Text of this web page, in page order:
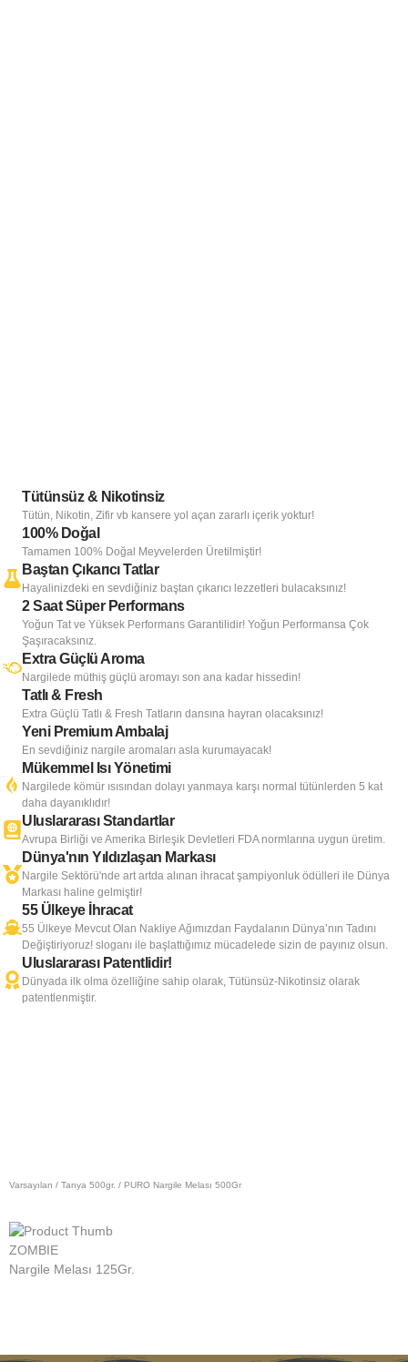
Tütünsüz & Nikotinsiz
Tütün, Nikotin, Zifir vb kansere yol açan zararlı içerik yoktur!
100% Doğal
Tamamen 100% Doğal Meyvelerden Üretilmiştir!
Baştan Çıkarıcı Tatlar
Hayalinizdeki en sevdiğiniz baştan çıkarıcı lezzetleri bulacaksınız!
2 Saat Süper Performans
Yoğun Tat ve Yüksek Performans Garantilidir! Yoğun Performansa Çok
Şaşıracaksınız.
Extra Güçlü Aroma
Nargilede müthiş güçlü aromayı son ana kadar hissedin!
Tatlı & Fresh
Extra Güçlü Tatlı & Fresh Tatların dansına hayran olacaksınız!
Yeni Premium Ambalaj
En sevdiğiniz nargile aromaları asla kurumayacak!
Mükemmel Isı Yönetimi
Nargilede kömür ısısından dolayı yanmaya karşı normal tütünlerden 5 kat
daha dayanıklıdır!
Uluslararası Standartlar
Avrupa Birliği ve Amerika Birleşik Devletleri FDA normlarına uygun üretim.
Dünya'nın Yıldızlaşan Markası
Nargile Sektörü'nde art artda alınan ihracat şampiyonluk ödülleri ile Dünya
Markası haline gelmiştir!
55 Ülkeye İhracat
55 Ülkeye Mevcut Olan Nakliye Ağımızdan Faydalanın Dünya’nın Tadını
Değiştiriyoruz! sloganı ile başlattığımız mücadelede sizin de payınız olsun.
Uluslararası Patentlidir!
Dünyada ilk olma özelliğine sahip olarak, Tütünsüz-Nikotinsiz olarak
patentlenmiştir.
Varsayılan / Tanya 500gr. / PURO Nargile Melası 500Gr
ZOMBIE
Nargile Melası 125Gr.